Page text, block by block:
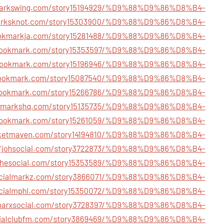
story15194929/%D9%88%D9%86%D8%B4-
story15303900/%D9%88%D9%86%D8%B4-
story15281488/%D9%88%D9%86%D8%B4-
story15353597/%D9%88%D9%86%D8%B4-
story15196946/%D9%88%D9%86%D8%B4-
story15087540/%D9%88%D9%86%D8%B4-
story15266786/%D9%88%D9%86%D8%B4-
story15135735/%D9%88%D9%86%D8%B4-
story15261059/%D9%88%D9%86%D8%B4-
story14194810/%D9%88%D9%86%D8%B4-
story3722873/%D9%88%D9%86%D8%B4-
story15353589/%D9%88%D9%86%D8%B4-
story3866071/%D9%88%D9%86%D8%B4-
story15350072/%D9%88%D9%86%D8%B4-
story3728397/%D9%88%D9%86%D8%B4-
story3869469/%D9%88%D9%86%D8%B4-